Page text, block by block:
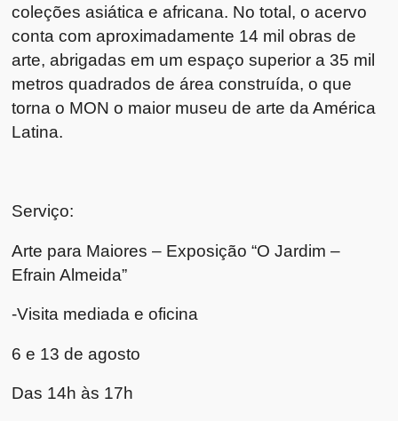
coleções asiática e africana. No total, o acervo
conta com aproximadamente 14 mil obras de
arte, abrigadas em um espaço superior a 35 mil
metros quadrados de área construída, o que
torna o MON o maior museu de arte da América
Latina.
Serviço:
Arte para Maiores – Exposição “O Jardim –
Efrain Almeida”
-Visita mediada e oficina
6 e 13 de agosto
Das 14h às 17h